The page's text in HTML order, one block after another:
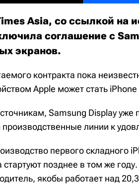
Asia, со ссылкой на
соглашение с
экранов.
контракта пока
Apple может стать
Samsung Display уже
производственные линии к
первого складного
стартуют позднее в том же
якобы работает над